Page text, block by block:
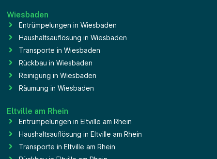
Wiesbaden
Entrümpelungen in Wiesbaden
Haushaltsauflösung in Wiesbaden
Transporte in Wiesbaden
Rückbau in Wiesbaden
Reinigung in Wiesbaden
Räumung in Wiesbaden
Eltville am Rhein
Entrümpelungen in Eltville am Rhein
Haushaltsauflösung in Eltville am Rhein
Transporte in Eltville am Rhein